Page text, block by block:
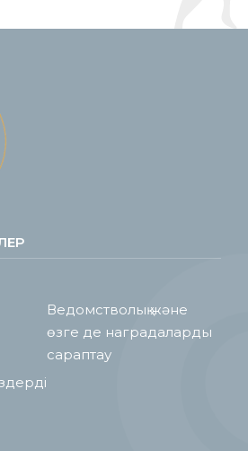
Ведомстволық және
өзге де наградаларды
сараптау